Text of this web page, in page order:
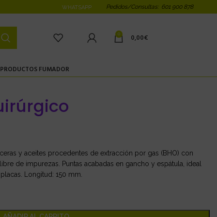
WHATSAPP Pedidos/Consultas: 601 900 878
0 0,00€
PRODUCTOS FUMADOR
y aceites procedentes de extracción por gas (BHO) con
de impurezas. Puntas acabadas en gancho y espátula, ideal
Longitud: 150 mm.